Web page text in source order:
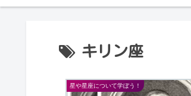
キリン座
星や星座について学ぼう！